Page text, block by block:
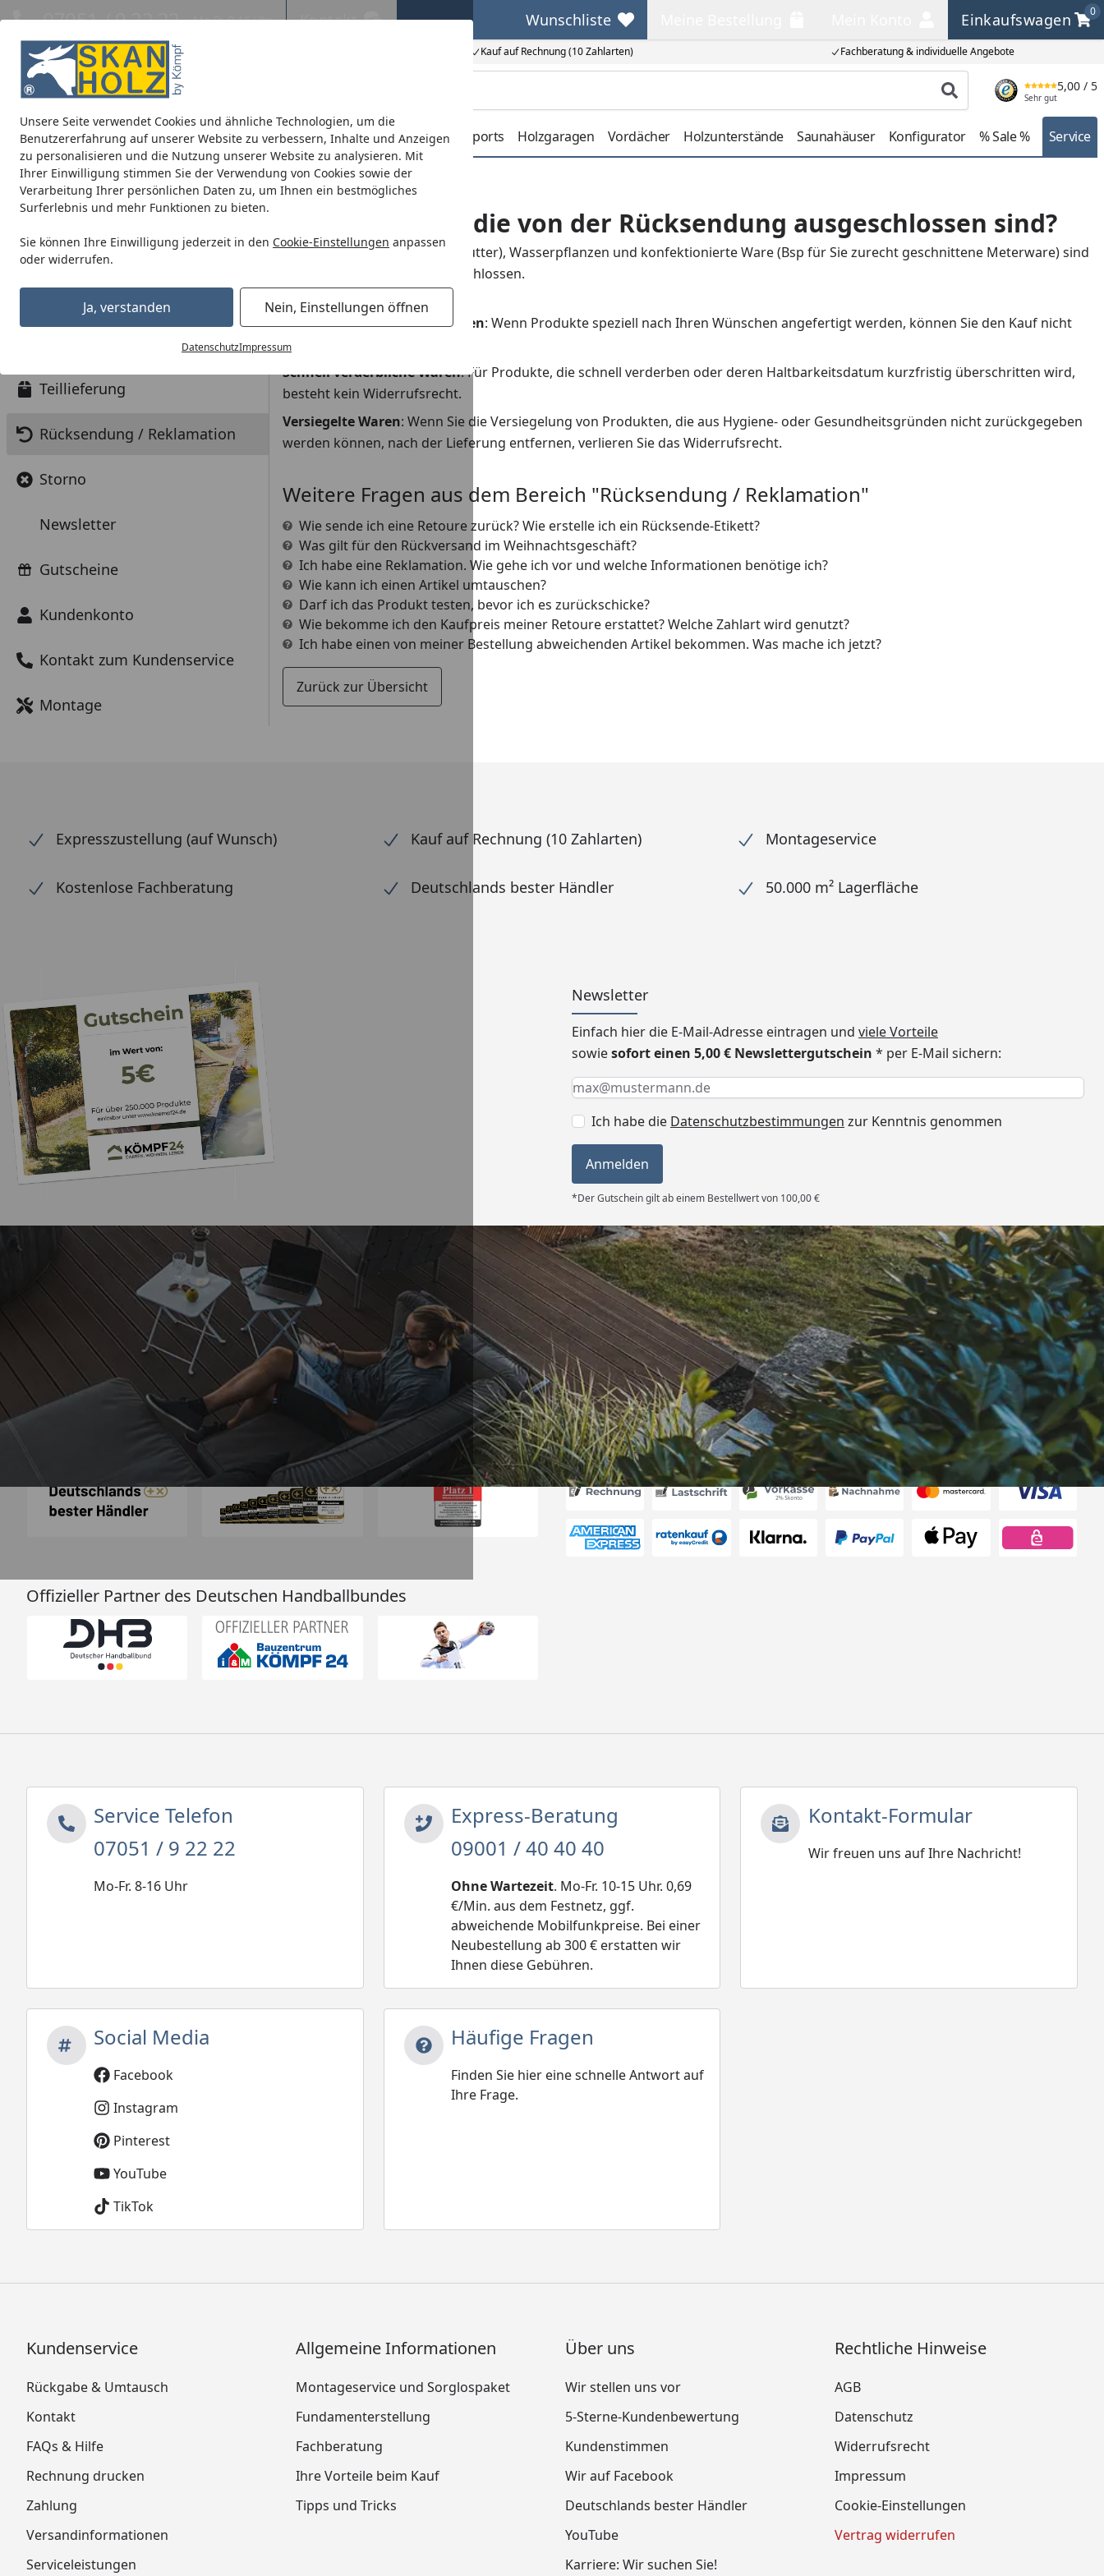
Unsere Seite verwendet Cookies und ähnliche Technologien, um die
Benutzererfahrung auf unserer Website zu verbessern, Inhalte und Anzeigen
zu personalisieren und die Nutzung unserer Website zu analysieren. Mit
Ihrer Einwilligung stimmen Sie der Verwendung von Cookies sowie der
Verarbeitung Ihrer persönlichen Daten zu, um Ihnen ein bestmögliches
Surferlebnis und mehr Funktionen zu bieten.
Sie können Ihre Einwilligung jederzeit in den Cookie-Einstellungen anpassen
oder widerrufen.
Ja, verstanden Nein, Einstellungen öffnen
DatenschutzImpressum
Eigene Montage-Teams Kauf auf Rechnung (10 Zahlarten) Fachberatung & individuelle Angebote
07051 / 9 22 22 Mo-Fr. 8-16 Uhr Kontakt Wunschliste
Wunschliste Einkaufswagen
0
Einkaufswagen
Produkt suchen
5,00 / 5
Sehr gut
Blockbohlenhäuser CrossCube Pavillons Terrassenüberdachungen Carports Holzgaragen Vordächer Holzunterstände Saunahäuser Konfigurator % Sale % Service
Startseite
Gibt es Artikel, die von der Rücksendung ausgeschlossen sind?
Antworten zu den Themen
Bestellung
Bezahlung & Rechnung
Versand und Lieferung
Teillieferung
Rücksendung / Reklamation
Storno
Newsletter
Gutscheine
Kundenkonto
Kontakt zum Kundenservice
Montage
Gibt es Artikel, die von der Rücksendung ausgeschlossen sind?
Tiefgekühlte Ware (Bsp Frostfutter), Wasserpflanzen und konfektionierte Ware (Bsp für Sie zurecht geschnittene Meterware) sind
von der Rücksendung ausgeschlossen.
Individuell angefertigte Waren: Wenn Produkte speziell nach Ihren Wünschen angefertigt werden, können Sie den Kauf nicht
widerrufen.
Schnell verderbliche Waren: Für Produkte, die schnell verderben oder deren Haltbarkeitsdatum kurzfristig überschritten wird,
besteht kein Widerrufsrecht.
Versiegelte Waren: Wenn Sie die Versiegelung von Produkten, die aus Hygiene- oder Gesundheitsgründen nicht zurückgegeben
werden können, nach der Lieferung entfernen, verlieren Sie das Widerrufsrecht.
Weitere Fragen aus dem Bereich "Rücksendung / Reklamation"
Wie sende ich eine Retoure zurück? Wie erstelle ich ein Rücksende-Etikett?
Was gilt für den Rückversand im Weihnachtsgeschäft?
Ich habe eine Reklamation. Wie gehe ich vor und welche Informationen benötige ich?
Wie kann ich einen Artikel umtauschen?
Darf ich das Produkt testen, bevor ich es zurückschicke?
Wie bekomme ich den Kaufpreis meiner Retoure erstattet? Welche Zahlart wird genutzt?
Ich habe einen von meiner Bestellung abweichenden Artikel bekommen. Was mache ich jetzt?
Zurück zur Übersicht
Expresszustellung (auf Wunsch) Kauf auf Rechnung (10 Zahlarten) Montageservice
Kostenlose Fachberatung Deutschlands bester Händler 50.000 m² Lagerfläche
Newsletter
Einfach hier die E-Mail-Adresse eintragen und viele Vorteile
sowiesofort einen 5,00 € Newslettergutschein * per E-Mail sichern:
Keine Eingabe erforderlich
Eingabe erforderlich
E-Mail *
Ich habe die Datenschutzbestimmungen zur Kenntnis genommen
Anmelden
*Der Gutschein gilt ab einem Bestellwert von 100,00 €
Trusted Shops
5,00/ 5
Sehr gut
„Schnelle Lieferung, super
Abwicklung.“
18.04.2026
Versand
Akzeptierte Zahlungsarten
Offizieller Partner des Deutschen Handballbundes
Service Telefon
07051 / 9 22 22
Mo-Fr. 8-16 Uhr
Express-Beratung
09001 / 40 40 40
Ohne Wartezeit. Mo-Fr. 10-15 Uhr. 0,69
€/Min. aus dem Festnetz, ggf.
abweichende Mobilfunkpreise. Bei einer
Neubestellung ab 300 € erstatten wir
Ihnen diese Gebühren.
Kontakt-Formular
Wir freuen uns auf Ihre Nachricht!
Social Media
Facebook
Instagram
Pinterest
YouTube
TikTok
Häufige Fragen
Finden Sie hier eine schnelle Antwort auf
Ihre Frage.
Kundenservice
Rückgabe & Umtausch
Kontakt
FAQs & Hilfe
Rechnung drucken
Zahlung
Versandinformationen
Serviceleistungen
Allgemeine Informationen
Montageservice und Sorglospaket
Fundamenterstellung
Fachberatung
Ihre Vorteile beim Kauf
Tipps und Tricks
Über uns
Wir stellen uns vor
5-Sterne-Kundenbewertung
Kundenstimmen
Wir auf Facebook
Deutschlands bester Händler
YouTube
Karriere: Wir suchen Sie!
Rechtliche Hinweise
AGB
Datenschutz
Widerrufsrecht
Impressum
Cookie-Einstellungen
Vertrag widerrufen